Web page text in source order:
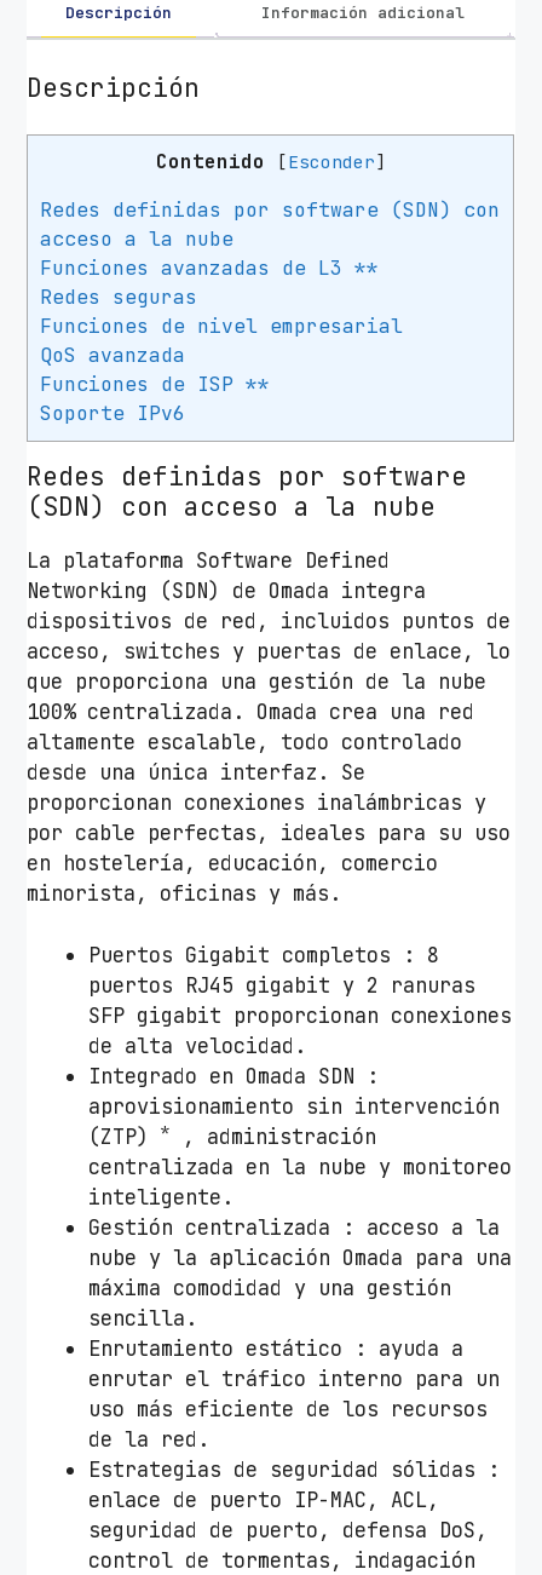
i
o
a
k
O
m
d
a
T
L
-
S
G
3
2
1
0
V
Descripción Información adicional
Descripción
Contenido [Esconder]
Redes definidas por software (SDN) con
acceso a la nube
Funciones avanzadas de L3 **
Redes seguras
Funciones de nivel empresarial
QoS avanzada
Funciones de ISP **
Soporte IPv6
Redes definidas por software
(SDN) con acceso a la nube
La plataforma Software Defined
Networking (SDN) de Omada integra
dispositivos de red, incluidos puntos de
acceso, switches y puertas de enlace, lo
que proporciona una gestión de la nube
100% centralizada. Omada crea una red
altamente escalable, todo controlado
desde una única interfaz. Se
proporcionan conexiones inalámbricas y
por cable perfectas, ideales para su uso
en hostelería, educación, comercio
minorista, oficinas y más.
Puertos Gigabit completos : 8
puertos RJ45 gigabit y 2 ranuras
SFP gigabit proporcionan conexiones
de alta velocidad.
Integrado en Omada SDN :
aprovisionamiento sin intervención
(ZTP)*
, administración
centralizada en la nube y monitoreo
inteligente.
Gestión centralizada : acceso a la
nube y la aplicación Omada para una
máxima comodidad y una gestión
sencilla.
Enrutamiento estático : ayuda a
enrutar el tráfico interno para un
uso más eficiente de los recursos
de la red.
Estrategias de seguridad sólidas :
enlace de puerto IP-MAC, ACL,
seguridad de puerto, defensa DoS,
control de tormentas, indagación